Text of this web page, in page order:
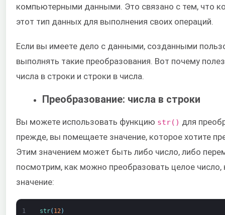
компьютерными данными. Это связано с тем, что
этот тип данных для выполнения своих операций.
Если вы имеете дело с данными, созданными
выполнять такие преобразования. Вот почему
числа в строки и строки в числа.
Преобразование: числа в строки
Вы можете использовать функцию str() для
прежде, вы помещаете значение, которое хотите
Этим значением может быть либо число, либо
посмотрим, как можно преобразовать целое
значение:
1 str( 12 )